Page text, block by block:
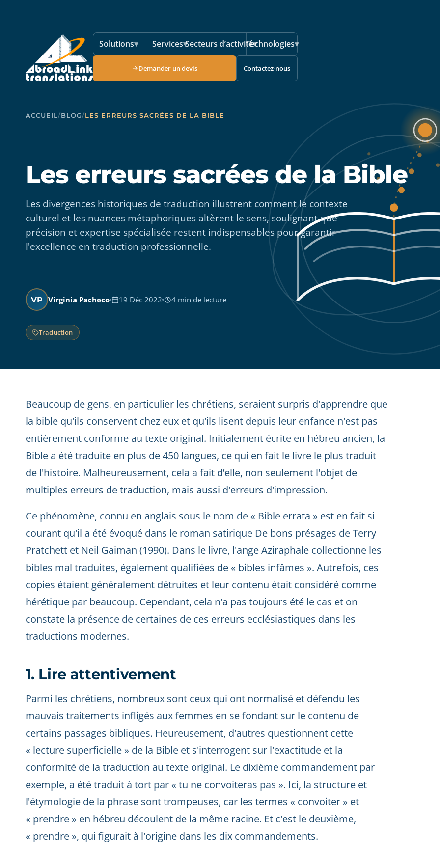
Solutions▾ Services▾Secteurs d’activité▾
Technologies▾
Demander un devis Contactez-nous
ACCUEIL/BLOG/LES ERREURS SACRÉES DE LA BIBLE
Les erreurs sacrées de la Bible
Les divergences historiques de traduction illustrent comment le contexte
culturel et les nuances métaphoriques altèrent le sens, soulignant que
précision et expertise spécialisée restent indispensables pour garantir
l'excellence en traduction professionnelle.
VP Virginia Pacheco 19 Déc 2022 4 min de lecture
Traduction
Beaucoup de gens, en particulier les chrétiens, seraient surpris d'apprendre que
la bible qu'ils conservent chez eux et qu'ils lisent depuis leur enfance n'est pas
entièrement conforme au texte original. Initialement écrite en hébreu ancien, la
Bible a été traduite en plus de 450 langues, ce qui en fait le livre le plus traduit
de l'histoire. Malheureusement, cela a fait d’elle, non seulement l'objet de
multiples erreurs de traduction, mais aussi d'erreurs d'impression.
Ce phénomène, connu en anglais sous le nom de « Bible errata » est en fait si
courant qu'il a été évoqué dans le roman satirique De bons présages de Terry
Pratchett et Neil Gaiman (1990). Dans le livre, l'ange Aziraphale collectionne les
bibles mal traduites, également qualifiées de « bibles infâmes ». Autrefois, ces
copies étaient généralement détruites et leur contenu était considéré comme
hérétique par beaucoup. Cependant, cela n'a pas toujours été le cas et on
constate la présence de certaines de ces erreurs ecclésiastiques dans les
traductions modernes.
1. Lire attentivement
Parmi les chrétiens, nombreux sont ceux qui ont normalisé et défendu les
mauvais traitements infligés aux femmes en se fondant sur le contenu de
certains passages bibliques. Heureusement, d'autres questionnent cette
« lecture superficielle » de la Bible et s'interrogent sur l'exactitude et la
conformité de la traduction au texte original. Le dixième commandement par
exemple, a été traduit à tort par « tu ne convoiteras pas ». Ici, la structure et
l'étymologie de la phrase sont trompeuses, car les termes « convoiter » et
« prendre » en hébreu découlent de la même racine. Et c'est le deuxième,
« prendre », qui figurait à l'origine dans les dix commandements.